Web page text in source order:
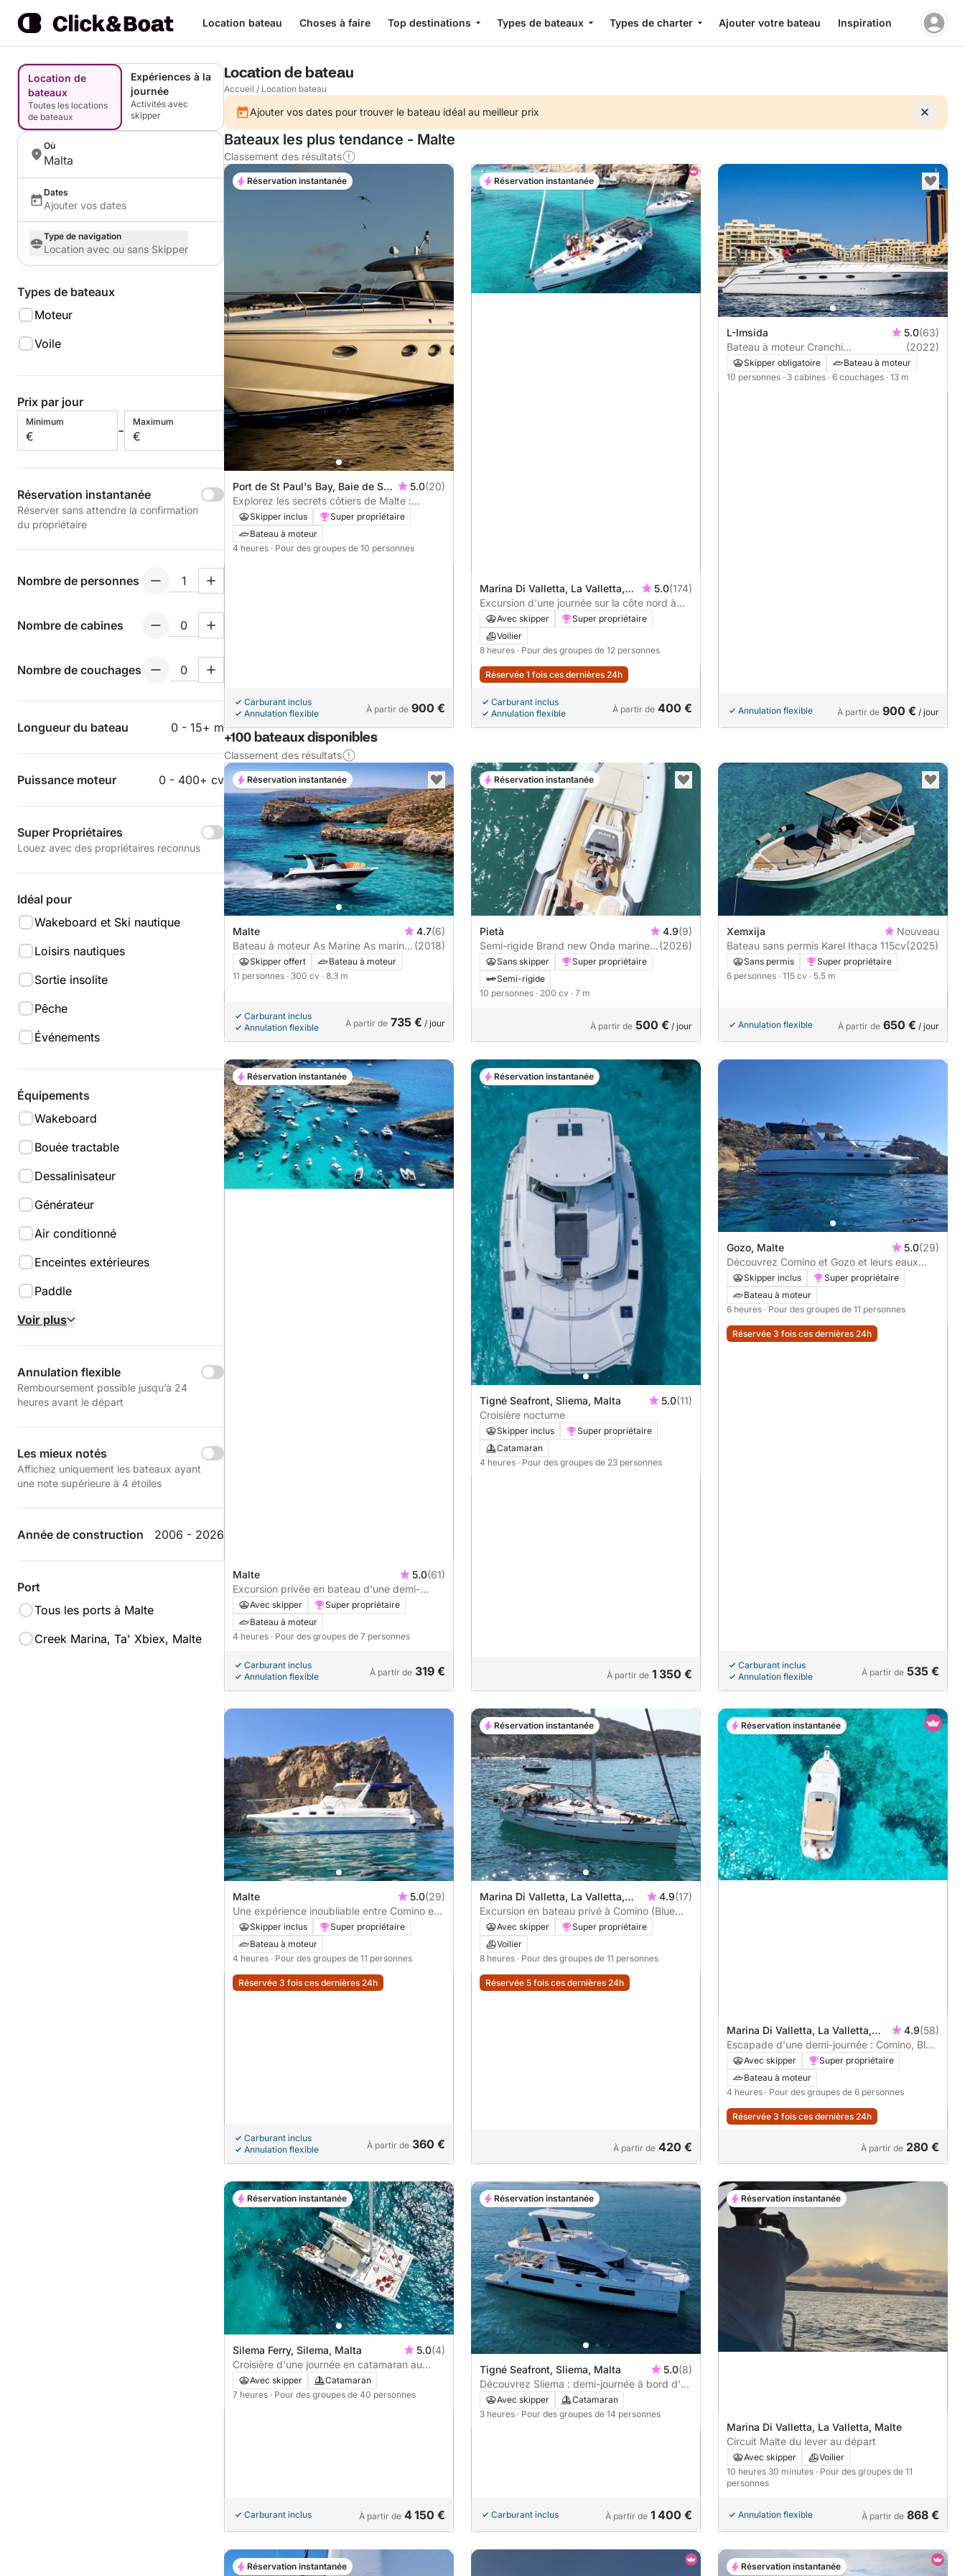
Location bateau Choses à faire Top destinations Types de bateaux Types de charter Ajouter votre bateau Inspiration
Location de
bateaux
Toutes les locations
de bateaux
Expériences à la
journée
Activités avec
skipper
Où
Malta
Dates
Ajouter vos dates
Type de navigation
Location avec ou sans Skipper
Types de bateaux
Moteur
Voile
Prix par jour
Minimum
€ -
Maximum
€
Réservation instantanée
Réserver sans attendre la confirmation
du propriétaire
Nombre de personnes
Nombre de cabines
Nombre de couchages
Longueur du bateau 0 - 15+ m
Puissance moteur 0 - 400+ cv
Super Propriétaires
Louez avec des propriétaires reconnus
Idéal pour
Wakeboard et Ski nautique
Loisirs nautiques
Sortie insolite
Pêche
Événements
Équipements
Wakeboard
Bouée tractable
Dessalinisateur
Générateur
Air conditionné
Enceintes extérieures
Paddle
Voir plus
Annulation flexible
Remboursement possible jusqu’à 24
heures avant le départ
Les mieux notés
Affichez uniquement les bateaux ayant
une note supérieure à 4 étoiles
Année de construction 2006 - 2026
Port
Tous les ports à Malte
Creek Marina, Ta' Xbiex, Malte
Location de bateau
Accueil / Location bateau
Ajouter vos dates pour trouver le bateau idéal au meilleur prix
Bateaux les plus tendance - Malte
Classement des résultats
Port de St Paul's Bay, Baie de St
Paul, Malte
5.0(20)
Explorez les secrets côtiers de Malte :
croisière privée d'une demi-journée
Skipper inclus
Super propriétaire
Bateau à moteur
4 heures · Pour des groupes de 10 personnes
Carburant inclus
Annulation flexible
À partir de 900 €
Réservation instantanée
Marina Di Valletta, La Valletta,
Malte
5.0(174)
Excursion d'une journée sur la côte nord à
bord du voilier Mowgli
Avec skipper
Super propriétaire
Voilier
8 heures · Pour des groupes de 12 personnes
Réservée 1 fois ces dernières 24h
Carburant inclus
Annulation flexible
À partir de 400 €
Réservation instantanée
L-Imsida 5.0(63)
Bateau à moteur Cranchi
Mediterranean 740cv
(2022)
Skipper obligatoire
Bateau à moteur
10 personnes · 3 cabines · 6 couchages · 13 m
Annulation flexible À partir de 900 € / jour
+100 bateaux disponibles
Classement des résultats
Malte 4.7(6)
Bateau à moteur As Marine As marine
28 WA 300cv
(2018)
Skipper offert
Bateau à moteur
11 personnes · 300 cv · 8.3 m
Carburant inclus
Annulation flexible
À partir de 735 € / jour
Réservation instantanée
Pietà 4.9(9)
Semi-rigide Brand new Onda marine
700 Brand new 2026Onda marine
700 black 200cv
(2026)
Sans skipper
Super propriétaire
Semi-rigide
10 personnes · 200 cv · 7 m
À partir de 500 € / jour
Réservation instantanée
Xemxija
Nouveau
Bateau sans permis Karel Ithaca 115cv(2025)
Sans permis
Super propriétaire
6 personnes · 115 cv · 5.5 m
Annulation flexible À partir de 650 € / jour
Malte 5.0(61)
Excursion privée en bateau d'une demi-
journée (4 heures) à Malte
Avec skipper
Super propriétaire
Bateau à moteur
4 heures · Pour des groupes de 7 personnes
Carburant inclus
Annulation flexible
À partir de 319 €
Réservation instantanée
Tigné Seafront, Sliema, Malta 5.0(11)
Croisière nocturne
Skipper inclus
Super propriétaire
Catamaran
4 heures · Pour des groupes de 23 personnes
À partir de 1 350 €
Réservation instantanée
Gozo, Malte 5.0(29)
Découvrez Comino et Gozo et leurs eaux
cristallines.
Skipper inclus
Super propriétaire
Bateau à moteur
6 heures · Pour des groupes de 11 personnes
Réservée 3 fois ces dernières 24h
Carburant inclus
Annulation flexible
À partir de 535 €
Malte 5.0(29)
Une expérience inoubliable entre Comino et
GozoSkipper inclus
Super propriétaire
Bateau à moteur
4 heures · Pour des groupes de 11 personnes
Réservée 3 fois ces dernières 24h
Carburant inclus
Annulation flexible
À partir de 360 €
Marina Di Valletta, La Valletta,
Malte
4.9(17)
Excursion en bateau privé à Comino (Blue
Lagoon, Crystal Lagoon et Grottes)
Avec skipper
Super propriétaire
Voilier
8 heures · Pour des groupes de 11 personnes
Réservée 5 fois ces dernières 24h
À partir de 420 €
Réservation instantanée
Marina Di Valletta, La Valletta,
Malte
4.9(58)
Escapade d'une demi-journée : Comino, Blue
Lagoon, Crystal Lagoon et Grottes
Avec skipper
Super propriétaire
Bateau à moteur
4 heures · Pour des groupes de 6 personnes
Réservée 3 fois ces dernières 24h
À partir de 280 €
Réservation instantanée
Silema Ferry, Silema, Malta 5.0(4)
Croisière d'une journée en catamaran au
départ de Sliema – Découvrez Malte par la
mer
Avec skipper
Catamaran
7 heures · Pour des groupes de 40 personnes
Carburant inclus À partir de 4 150 €
Réservation instantanée
Tigné Seafront, Sliema, Malta 5.0(8)
Découvrez Sliema : demi-journée à bord d'un
luxueux catamaran à moteur
Avec skipper
Catamaran
3 heures · Pour des groupes de 14 personnes
Carburant inclus À partir de 1 400 €
Réservation instantanée
Marina Di Valletta, La Valletta, Malte
Circuit Malte du lever au départ
Avec skipper
Voilier
10 heures 30 minutes · Pour des groupes de 11
personnes
Annulation flexible À partir de 868 €
Réservation instantanée
Réservation instantanée Réservation instantanée